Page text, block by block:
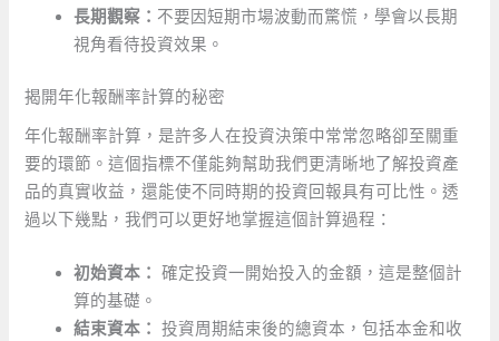
長期觀察： 不要因短期市場波動而驚慌，學會以長期
視角看待投資效果。
揭開年化報酬率計算的秘密
年化報酬率計算，是許多人在投資決策中常常忽略卻至關重
要的環節。這個指標不僅能夠幫助我們更清晰地了解投資產
品的真實收益，還能使不同時期的投資回報具有可比性。透
過以下幾點，我們可以更好地掌握這個計算過程：
初始資本： 確定投資一開始投入的金額，這是整個計
算的基礎。
結束資本： 投資周期結束後的總資本，包括本金和收